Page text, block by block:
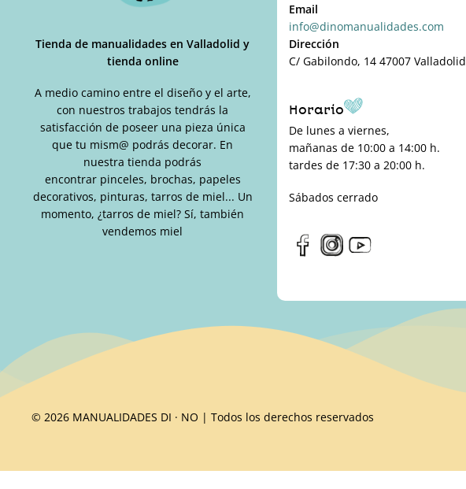
Tienda de manualidades en Valladolid y
tienda online
A medio camino entre el diseño y el arte,
con nuestros trabajos tendrás la
satisfacción de poseer una pieza única
que tu mism@ podrás decorar. En
nuestra tienda podrás
encontrar pinceles, brochas, papeles
decorativos, pinturas, tarros de miel... Un
momento, ¿tarros de miel? Sí, también
vendemos miel
Email
info@dinomanualidades.com
Dirección
C/ Gabilondo, 14 47007 Valladolid
Horario
De lunes a viernes,
mañanas de 10:00 a 14:00 h.
tardes de 17:30 a 20:00 h.
Sábados cerrado
© 2026 MANUALIDADES DI · NO | Todos los derechos reservados